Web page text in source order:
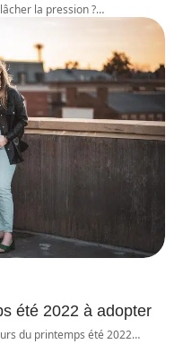
la pression ?…
été 2022 à adopter
du printemps été 2022…